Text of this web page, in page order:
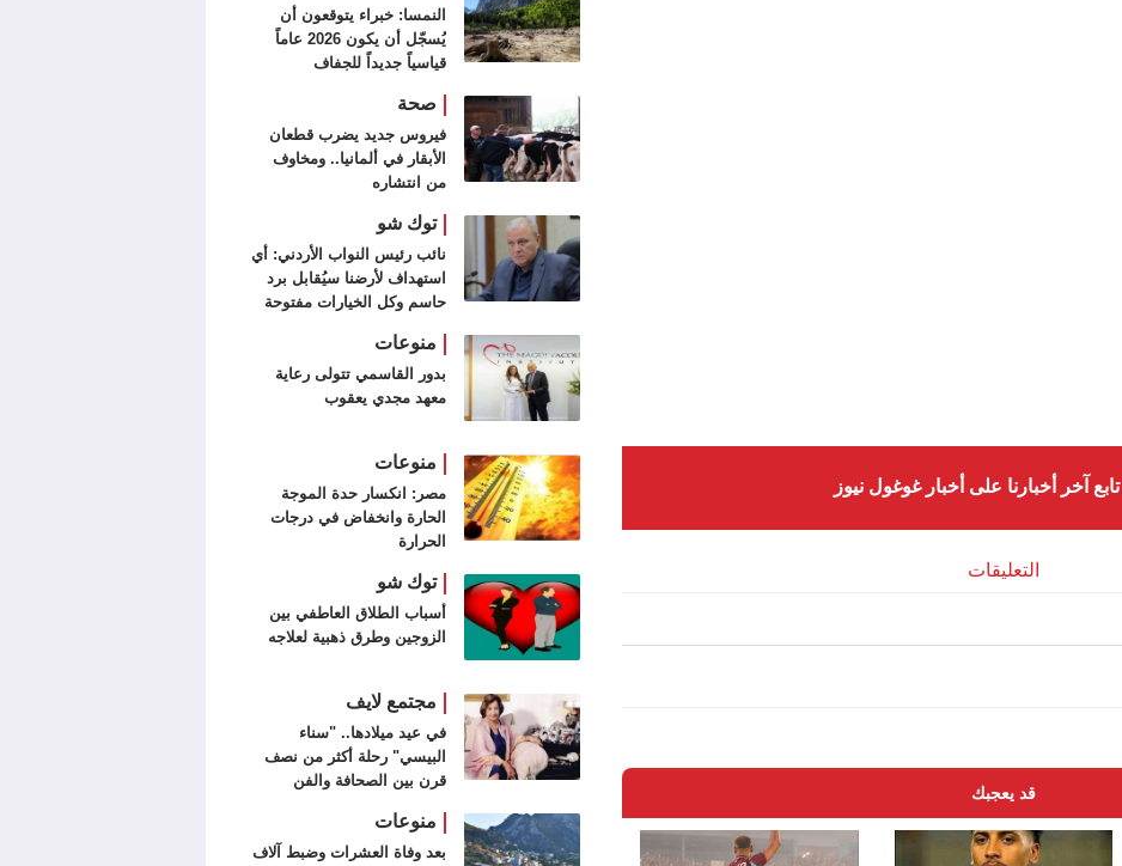
تابع آخر أخبارنا على أخبار غوغول نيوز
التعليقات
قد يعجبك
النمسا: خبراء يتوقعون أن
يُسجّل أن يكون 2026 عاماً
قياسياً جديداً للجفاف
صحة
فيروس جديد يضرب قطعان
الأبقار في ألمانيا.. ومخاوف
من انتشاره
توك شو
نائب رئيس النواب الأردني: أي
استهداف لأرضنا سيُقابل برد
حاسم وكل الخيارات مفتوحة
منوعات
بدور القاسمي تتولى رعاية
معهد مجدي يعقوب
منوعات
مصر: انكسار حدة الموجة
الحارة وانخفاض في درجات
الحرارة
توك شو
أسباب الطلاق العاطفي بين
الزوجين وطرق ذهبية لعلاجه
مجتمع لايف
في عيد ميلادها.. "سناء
البيسي" رحلة أكثر من نصف
قرن بين الصحافة والفن
منوعات
بعد وفاة العشرات وضبط آلاف